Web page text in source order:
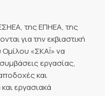
της ΕΠΗΕΑ, της
για την εκβιαστική
«ΣΚΑΪ» να
εργασίας,
και
εργασιακά